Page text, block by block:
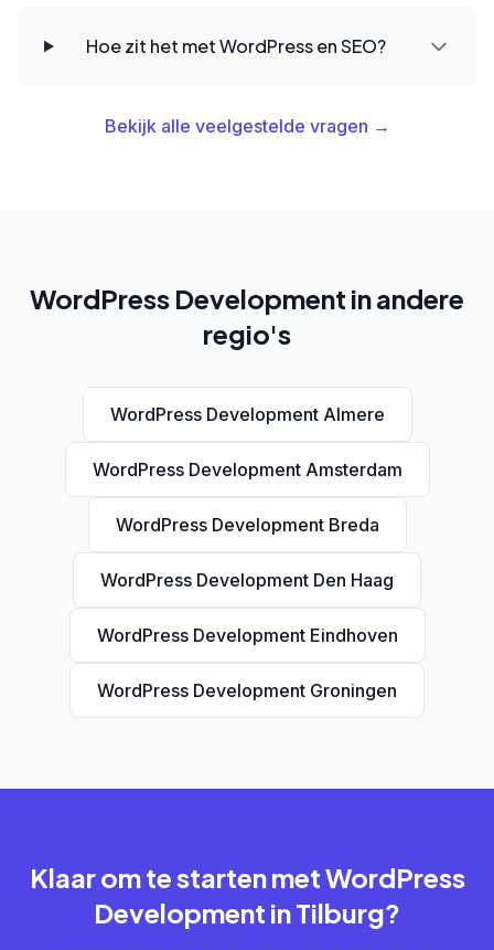
Hoe zit het met WordPress en SEO?
Bekijk alle veelgestelde vragen →
WordPress Development in andere
regio's
WordPress Development Almere
WordPress Development Amsterdam
WordPress Development Breda
WordPress Development Den Haag
WordPress Development Eindhoven
WordPress Development Groningen
Klaar om te starten met WordPress
Development in Tilburg?